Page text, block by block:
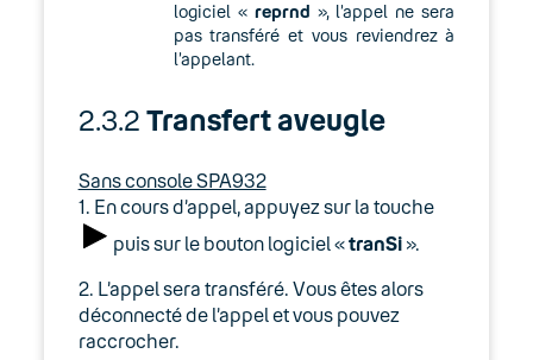
logiciel « reprnd », l’appel ne sera
pas transféré et vous reviendrez à
l’appelant.
2.3.2 Transfert aveugle
Sans console SPA932
1. En cours d’appel, appuyez sur la touche
puis sur le bouton logiciel «tranSi».
2. L’appel sera transféré. Vous êtes alors
déconnecté de l’appel et vous pouvez
raccrocher.